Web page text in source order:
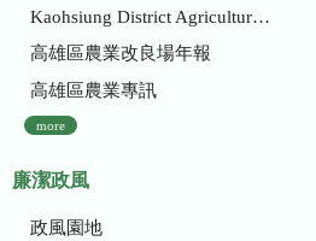
Kaohsiung District Agricultural Research and Extension Station
高雄區農業改良場年報
高雄區農業專訊
more
廉潔政風
政風園地